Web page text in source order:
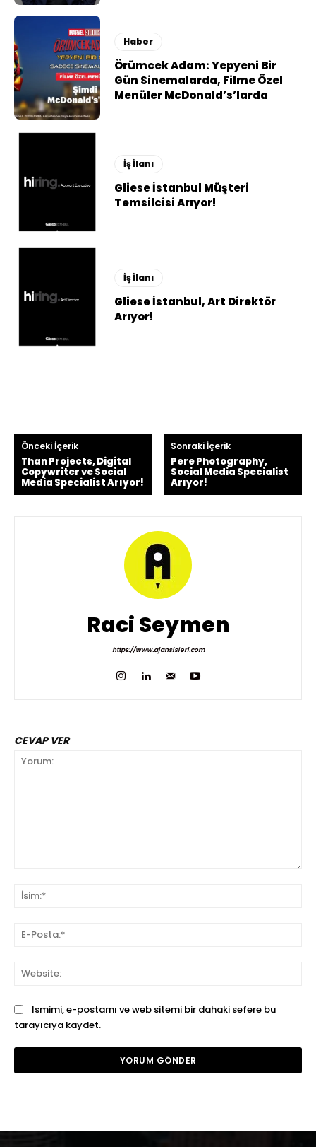
Haber
Örümcek Adam: Yepyeni Bir
Gün Sinemalarda, Filme Özel
Menüler McDonald’s’larda
İş İlanı
Gliese İstanbul Müşteri
Temsilcisi Arıyor!
İş İlanı
Gliese İstanbul, Art Direktör
Arıyor!
Önceki İçerik
Than Projects, Digital
Copywriter ve Social
Media Specialist Arıyor!
Sonraki İçerik
Pere Photography,
Social Media Specialist
Arıyor!
Raci Seymen
https://www.ajansisleri.com
CEVAP VER
Ismimi, e-postamı ve web sitemi bir dahaki sefere bu
tarayıcıya kaydet.